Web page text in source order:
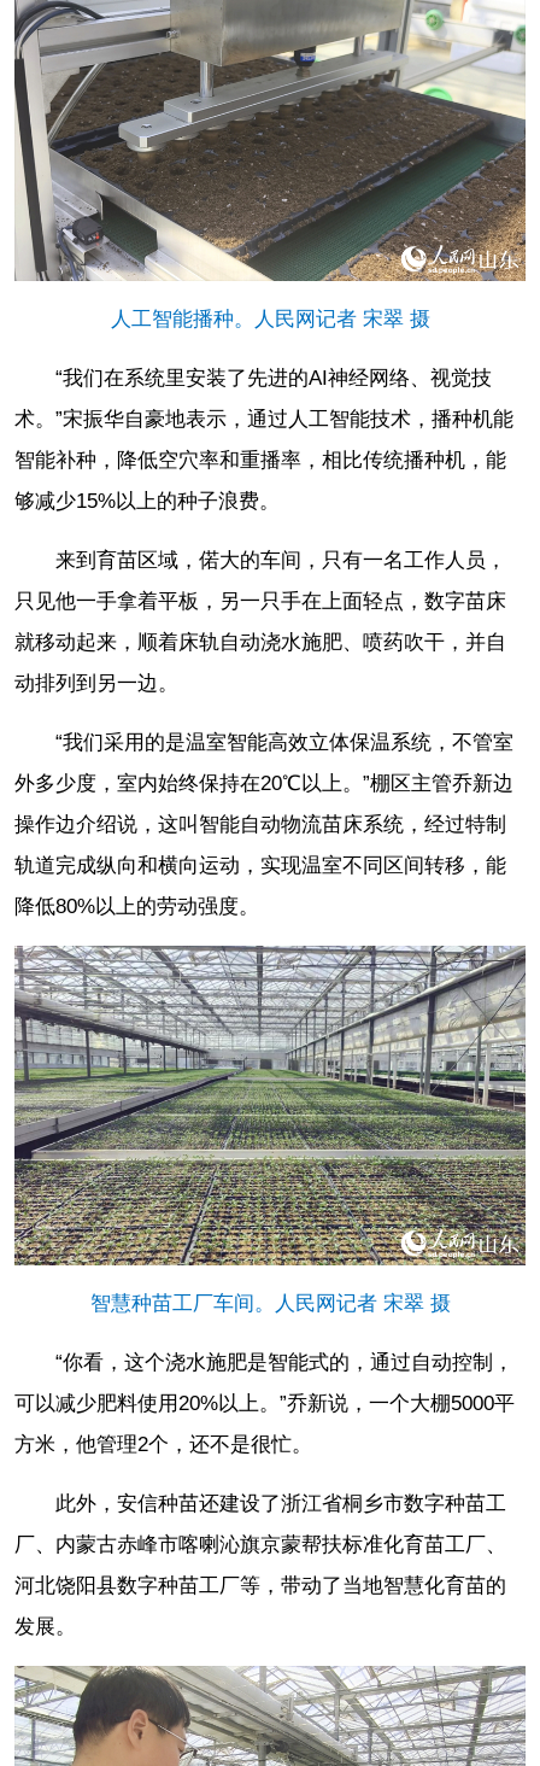
人工智能播种。人民网记者 宋翠 摄
“我们在系统里安装了先进的AI神经网络、视觉技
术。”宋振华自豪地表示，通过人工智能技术，播种机能
智能补种，降低空穴率和重播率，相比传统播种机，能
够减少15%以上的种子浪费。
来到育苗区域，偌大的车间，只有一名工作人员，
只见他一手拿着平板，另一只手在上面轻点，数字苗床
就移动起来，顺着床轨自动浇水施肥、喷药吹干，并自
动排列到另一边。
“我们采用的是温室智能高效立体保温系统，不管室
外多少度，室内始终保持在20℃以上。”棚区主管乔新边
操作边介绍说，这叫智能自动物流苗床系统，经过特制
轨道完成纵向和横向运动，实现温室不同区间转移，能
降低80%以上的劳动强度。
智慧种苗工厂车间。人民网记者 宋翠 摄
“你看，这个浇水施肥是智能式的，通过自动控制，
可以减少肥料使用20%以上。”乔新说，一个大棚5000平
方米，他管理2个，还不是很忙。
此外，安信种苗还建设了浙江省桐乡市数字种苗工
厂、内蒙古赤峰市喀喇沁旗京蒙帮扶标准化育苗工厂、
河北饶阳县数字种苗工厂等，带动了当地智慧化育苗的
发展。